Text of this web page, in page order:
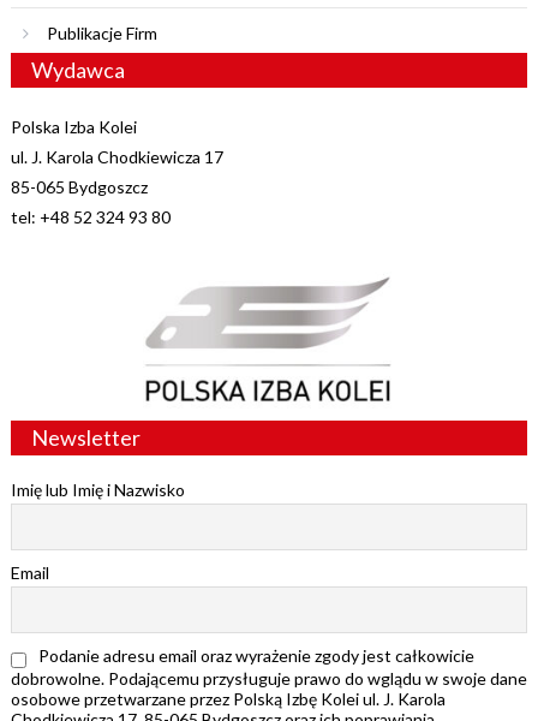
Publikacje Firm
Wydawca
Polska Izba Kolei
ul. J. Karola Chodkiewicza 17
85-065 Bydgoszcz
tel: +48 52 324 93 80
Newsletter
Imię lub Imię i Nazwisko
Email
Podanie adresu email oraz wyrażenie zgody jest całkowicie
dobrowolne. Podającemu przysługuje prawo do wglądu w swoje dane
osobowe przetwarzane przez Polską Izbę Kolei ul. J. Karola